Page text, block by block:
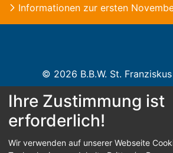
© 2026 B.B.W. St.
Home Kontakt Impressum
Barrierefreiheit
Ihre Zustimmung ist
erforderlich!
Wir verwenden auf unserer Webseite